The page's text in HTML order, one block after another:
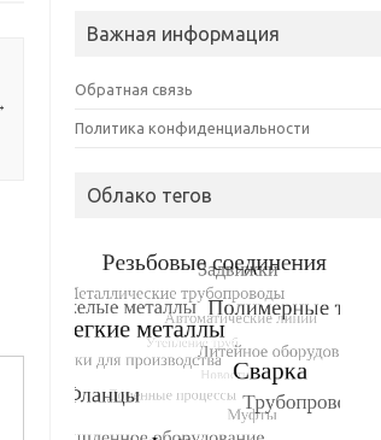
Важная информация
Обратная связь
Политика конфиденциальности
Облако тегов